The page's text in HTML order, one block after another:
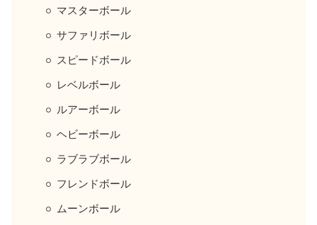
マスターボール
サファリボール
スピードボール
レベルボール
ルアーボール
ヘビーボール
ラブラブボール
フレンドボール
ムーンボール